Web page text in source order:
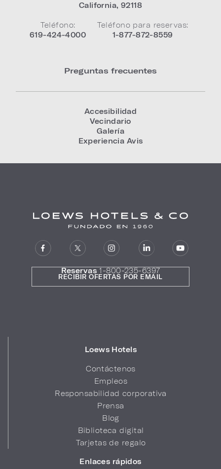
California,92118
Teléfono:
619-424-4000
Teléfono para reservas:
1-877-872-8559
Preguntas frecuentes
Accesibilidad
Vecindario
Galería
Experiencia Avis
Reservas 1-800-235-6397
Loews Hotels
Contáctenos
Empleos
Responsabilidad corporativa
Prensa
Blog
Biblioteca digital
Tarjetas de regalo
Enlaces rápidos
RECIBIR OFERTAS POR EMAIL